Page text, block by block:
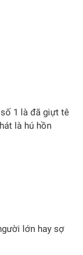
1 là đã giựt tê
là hú hồn
lớn hay sợ